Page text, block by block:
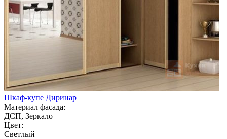
Шкаф-купе Диринар
Материал фасада:
ДСП, Зеркало
Цвет:
Светлый